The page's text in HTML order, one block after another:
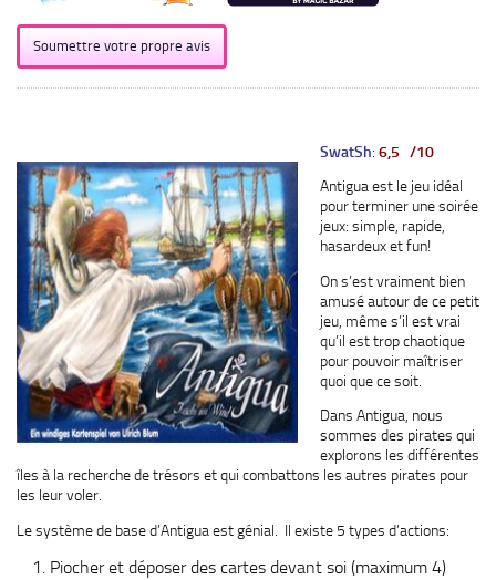
Soumettre votre propre avis
SwatSh: 6,5 /10
Antigua est le jeu idéal
pour terminer une soirée
jeux: simple, rapide,
hasardeux et fun!
On s’est vraiment bien
amusé autour de ce petit
jeu, même s’il est vrai
qu’il est trop chaotique
pour pouvoir maîtriser
quoi que ce soit.
Dans Antigua, nous
sommes des pirates qui
explorons les différentes
îles à la recherche de trésors et qui combattons les autres pirates pour
les leur voler.
Le système de base d’Antigua est génial. Il existe 5 types d’actions:
Piocher et déposer des cartes devant soi (maximum 4)